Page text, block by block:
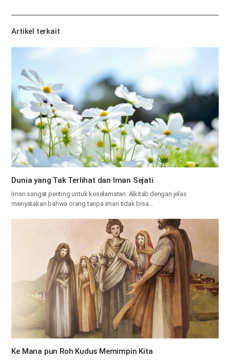
기
Artikel terkait
Dunia yang Tak Terlihat dan Iman Sejati
Iman sangat penting untuk keselamatan. Alkitab dengan jelas
menyatakan bahwa orang tanpa iman tidak bisa…
Ke Mana pun Roh Kudus Memimpin Kita